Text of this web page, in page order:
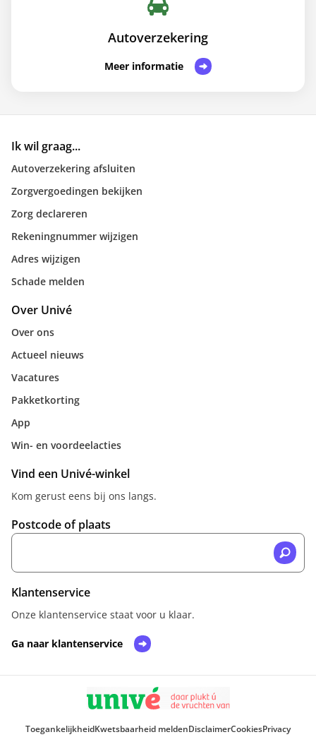
Autoverzekering
Meer informatie
Ik wil graag...
Autoverzekering afsluiten
Zorgvergoedingen bekijken
Zorg declareren
Rekeningnummer wijzigen
Adres wijzigen
Schade melden
Over Univé
Over ons
Actueel nieuws
Vacatures
Pakketkorting
App
Win- en voordeelacties
Vind een Univé-winkel
Kom gerust eens bij ons langs.
Postcode of plaats
Klantenservice
Onze klantenservice staat voor u klaar.
Ga naar klantenservice
ToegankelijkheidKwetsbaarheid meldenDisclaimerCookiesPrivacy